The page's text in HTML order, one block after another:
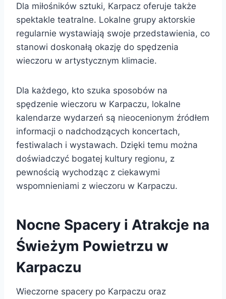
Dla miłośników sztuki, Karpacz oferuje także
spektakle teatralne. Lokalne grupy aktorskie
regularnie wystawiają swoje przedstawienia, co
stanowi doskonałą okazję do spędzenia
wieczoru w artystycznym klimacie.
Dla każdego, kto szuka sposobów na
spędzenie wieczoru w Karpaczu, lokalne
kalendarze wydarzeń są nieocenionym źródłem
informacji o nadchodzących koncertach,
festiwalach i wystawach. Dzięki temu można
doświadczyć bogatej kultury regionu, z
pewnością wychodząc z ciekawymi
wspomnieniami z wieczoru w Karpaczu.
Nocne Spacery i Atrakcje na
Świeżym Powietrzu w
Karpaczu
Wieczorne spacery po Karpaczu oraz